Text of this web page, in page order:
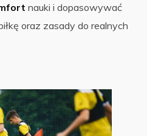
nauki i dopasowywać
oraz zasady do realnych